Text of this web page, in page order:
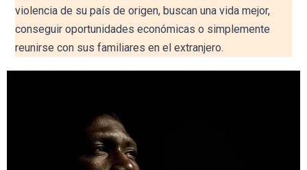
violencia de su país de origen, buscan una vida mejor,
conseguir oportunidades económicas o simplemente
reunirse con sus familiares en el extranjero.